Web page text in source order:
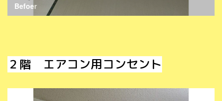
Befoer
２階 エアコン用コンセント